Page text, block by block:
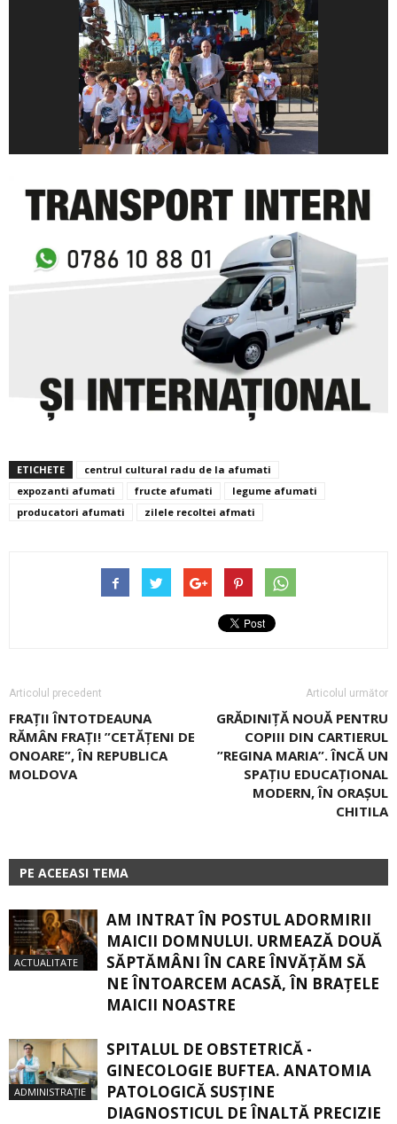
ETICHETE
centrul cultural radu de la afumati
expozanti afumati
fructe afumati
legume afumati
producatori afumati
zilele recoltei afmati
Articolul precedent
FRAȚII ÎNTOTDEAUNA
RĂMÂN FRAȚI! ”CETĂŢENI DE
ONOARE”, ÎN REPUBLICA
MOLDOVA
Articolul următor
GRĂDINIȚĂ NOUĂ PENTRU
COPIII DIN CARTIERUL
”REGINA MARIA”. ÎNCĂ UN
SPAŢIU EDUCAŢIONAL
MODERN, ÎN ORAŞUL
CHITILA
PE ACEEASI TEMA
ACTUALITATE
AM INTRAT ÎN POSTUL ADORMIRII
MAICII DOMNULUI. URMEAZĂ DOUĂ
SĂPTĂMÂNI ÎN CARE ÎNVĂŢĂM SĂ
NE ÎNTOARCEM ACASĂ, ÎN BRAŢELE
MAICII NOASTRE
ADMINISTRAȚIE
SPITALUL DE OBSTETRICĂ -
GINECOLOGIE BUFTEA. ANATOMIA
PATOLOGICĂ SUSŢINE
DIAGNOSTICUL DE ÎNALTĂ PRECIZIE